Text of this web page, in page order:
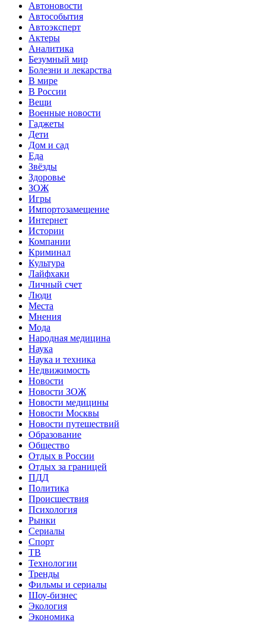
Автоновости
Автособытия
Автоэксперт
Актеры
Аналитика
Безумный мир
Болезни и лекарства
В мире
В России
Вещи
Военные новости
Гаджеты
Дети
Дом и сад
Еда
Звёзды
Здоровье
ЗОЖ
Игры
Импортозамещение
Интернет
Истории
Компании
Криминал
Культура
Лайфхаки
Личный счет
Люди
Места
Мнения
Мода
Народная медицина
Наука
Наука и техника
Недвижимость
Новости
Новости ЗОЖ
Новости медицины
Новости Москвы
Новости путешествий
Образование
Общество
Отдых в России
Отдых за границей
ПДД
Политика
Происшествия
Психология
Рынки
Сериалы
Спорт
ТВ
Технологии
Тренды
Фильмы и сериалы
Шоу-бизнес
Экология
Экономика